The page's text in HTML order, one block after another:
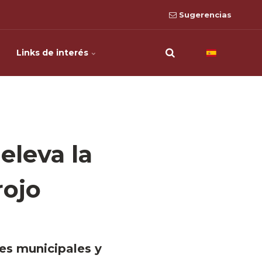
Sugerencias
Links de interés
la
municipales y